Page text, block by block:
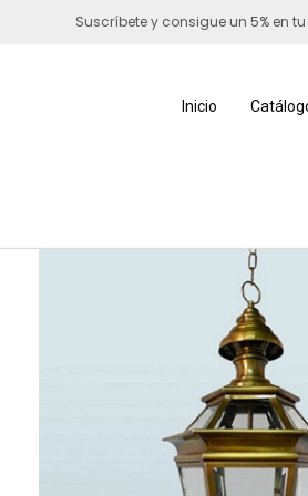
Suscríbete y consigue un 5% en
Inicio